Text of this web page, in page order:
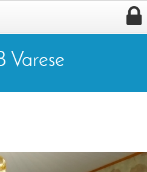

Varese